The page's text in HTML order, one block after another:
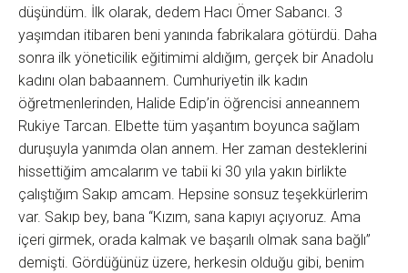
düşündüm. İlk olarak, dedem Hacı Ömer Sabancı. 3
yaşımdan itibaren beni yanında fabrikalara götürdü. Daha
sonra ilk yöneticilik eğitimimi aldığım, gerçek bir Anadolu
kadını olan babaannem. Cumhuriyetin ilk kadın
öğretmenlerinden, Halide Edip’in öğrencisi anneannem
Rukiye Tarcan. Elbette tüm yaşantım boyunca sağlam
duruşuyla yanımda olan annem. Her zaman desteklerini
hissettiğim amcalarım ve tabii ki 30 yıla yakın birlikte
çalıştığım Sakıp amcam. Hepsine sonsuz teşekkürlerim
var. Sakıp bey, bana “Kızım, sana kapıyı açıyoruz. Ama
içeri girmek, orada kalmak ve başarılı olmak sana bağlı”
demişti. Gördüğünüz üzere, herkesin olduğu gibi, benim